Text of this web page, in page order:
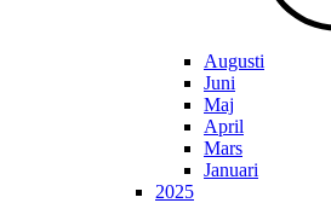
Augusti
Juni
Maj
April
Mars
Januari
2025